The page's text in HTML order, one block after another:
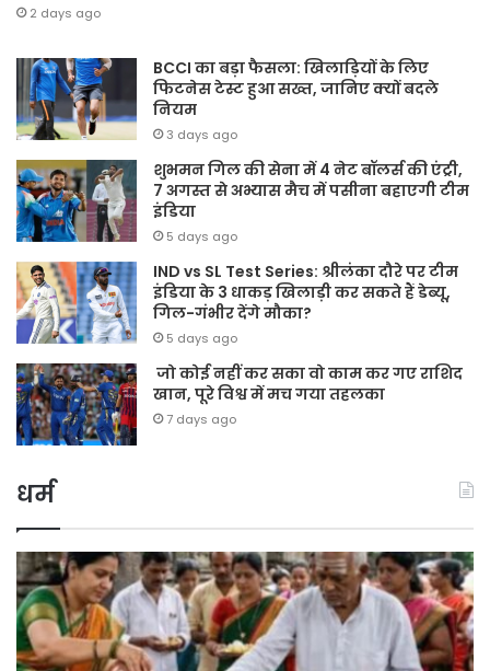
2 days ago
BCCI का बड़ा फैसला: खिलाड़ियों के लिए
फिटनेस टेस्ट हुआ सख्त, जानिए क्यों बदले
नियम
3 days ago
शुभमन गिल की सेना में 4 नेट बॉलर्स की एंट्री,
7 अगस्त से अभ्यास मैच में पसीना बहाएगी टीम
इंडिया
5 days ago
IND vs SL Test Series: श्रीलंका दौरे पर टीम
इंडिया के 3 धाकड़ खिलाड़ी कर सकते हैं डेब्यू,
गिल-गंभीर देंगे मौका?
5 days ago
जो कोई नहीं कर सका वो काम कर गए राशिद
खान, पूरे विश्व में मच गया तहलका
7 days ago
धर्म